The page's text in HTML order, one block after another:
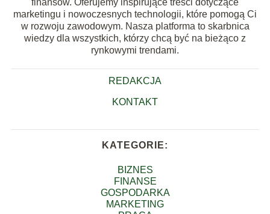
marketingu i nowoczesnych technologii, które pomogą Ci
w rozwoju zawodowym. Nasza platforma to skarbnica
wiedzy dla wszystkich, którzy chcą być na bieżąco z
rynkowymi trendami.
REDAKCJA
KONTAKT
KATEGORIE:
BIZNES
FINANSE
GOSPODARKA
MARKETING